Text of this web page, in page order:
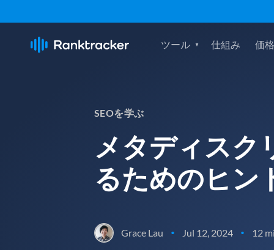
ツール 仕組み 価格
SEOを学ぶ
メタディスク
るためのヒン
Grace Lau • Jul 12, 2024 • 12